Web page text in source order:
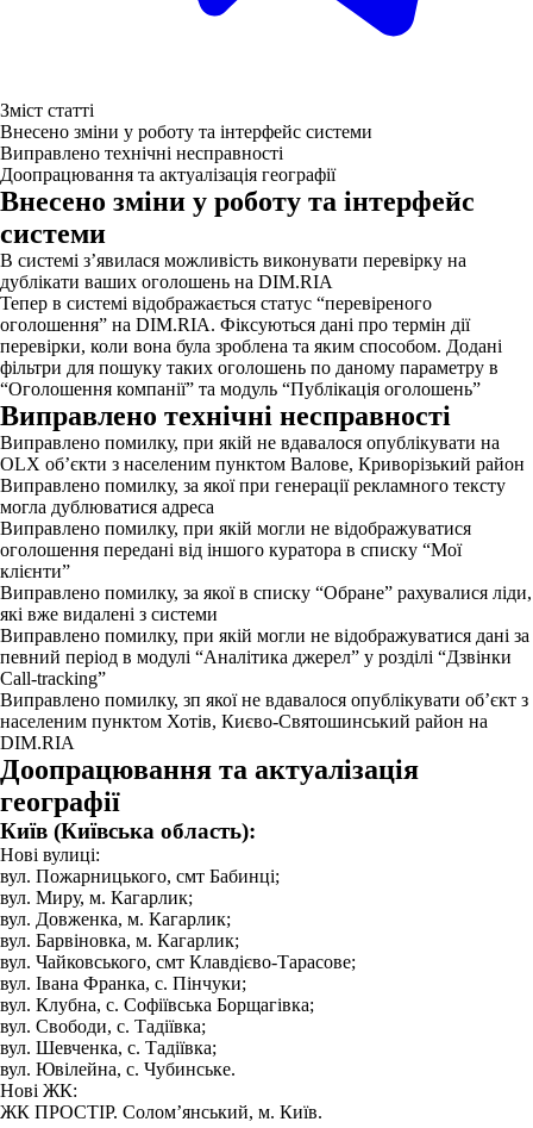
Зміст статті
Внесено зміни у роботу та інтерфейс системи
Виправлено технічні несправності
Доопрацювання та актуалізація географії
Внесено зміни у роботу та інтерфейс
системи
В системі з’явилася можливість виконувати перевірку на
дублікати ваших оголошень на DIM.RIA
Тепер в системі відображається статус “перевіреного
оголошення” на DIM.RIA. Фіксуються дані про термін дії
перевірки, коли вона була зроблена та яким способом. Додані
фільтри для пошуку таких оголошень по даному параметру в
“Оголошення компанії” та модуль “Публікація оголошень”
Виправлено технічні несправності
Виправлено помилку, при якій не вдавалося опублікувати на
OLX об’єкти з населеним пунктом Валове, Криворізький район
Виправлено помилку, за якої при генерації рекламного тексту
могла дублюватися адреса
Виправлено помилку, при якій могли не відображуватися
оголошення передані від іншого куратора в списку “Мої
клієнти”
Виправлено помилку, за якої в списку “Обране” рахувалися ліди,
які вже видалені з системи
Виправлено помилку, при якій могли не відображуватися дані за
певний період в модулі “Аналітика джерел” у розділі “Дзвінки
Call-tracking”
Виправлено помилку, зп якої не вдавалося опублікувати об’єкт з
населеним пунктом Хотів, Києво-Святошинський район на
DIM.RIA
Доопрацювання та актуалізація
географії
Київ (Київська область):
Нові вулиці:
вул. Пожарницького, смт Бабинці;
вул. Миру, м. Кагарлик;
вул. Довженка, м. Кагарлик;
вул. Барвіновка, м. Кагарлик;
вул. Чайковського, смт Клавдієво-Тарасове;
вул. Івана Франка, с. Пінчуки;
вул. Клубна, с. Софіївська Борщагівка;
вул. Свободи, с. Тадіївка;
вул. Шевченка, с. Тадіївка;
вул. Ювілейна, с. Чубинське.
Нові ЖК:
ЖК ПРОСТІР. Солом’янський, м. Київ.